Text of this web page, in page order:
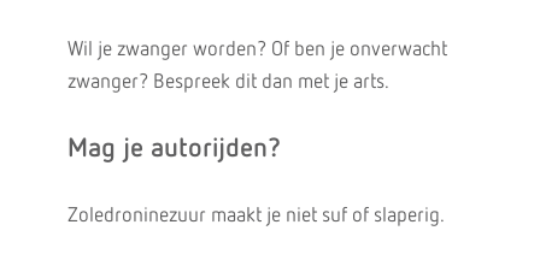
Wil je zwanger worden? Of ben je onverwacht
zwanger? Bespreek dit dan met je arts.
Mag je autorijden?
Zoledroninezuur maakt je niet suf of slaperig.